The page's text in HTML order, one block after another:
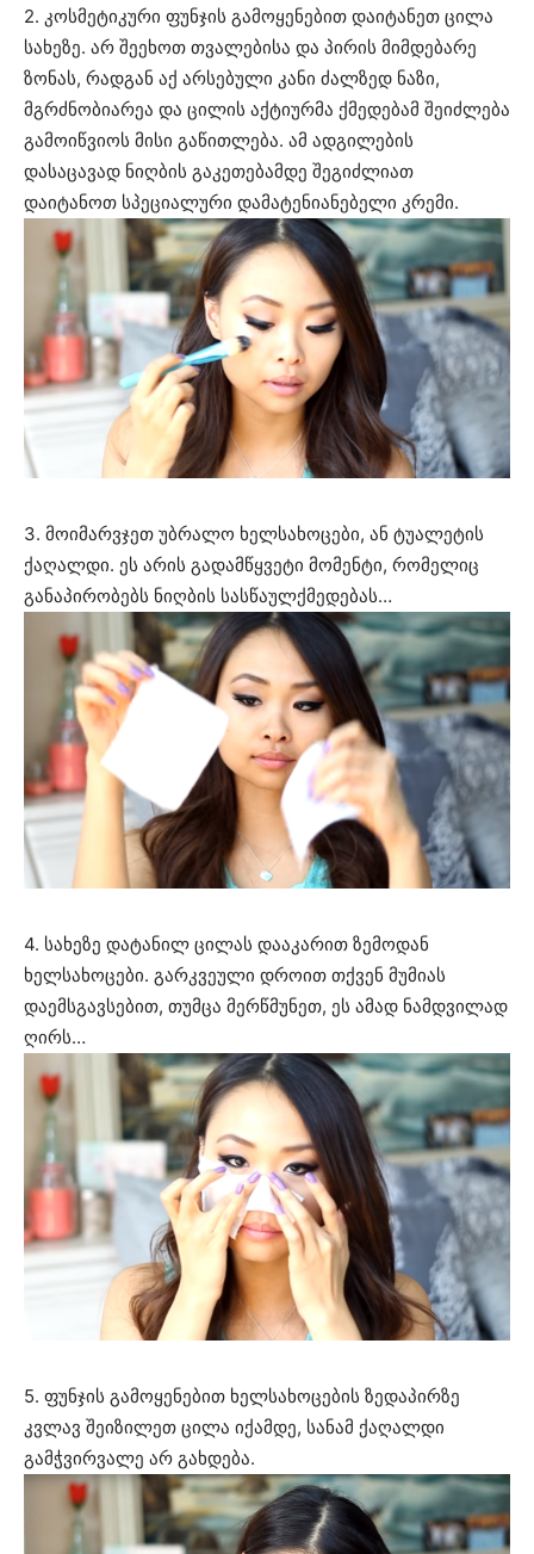
2. კოსმეტიკური ფუნჯის გამოყენებით დაიტანეთ ცილა
სახეზე. არ შეეხოთ თვალებისა და პირის მიმდებარე
ზონას, რადგან აქ არსებული კანი ძალზედ ნაზი,
მგრძნობიარეა და ცილის აქტიურმა ქმედებამ შეიძლება
გამოიწვიოს მისი გაწითლება. ამ ადგილების
დასაცავად ნიღბის გაკეთებამდე შეგიძლიათ
დაიტანოთ სპეციალური დამატენიანებელი კრემი.
3. მოიმარვჯეთ უბრალო ხელსახოცები, ან ტუალეტის
ქაღალდი. ეს არის გადამწყვეტი მომენტი, რომელიც
განაპირობებს ნიღბის სასწაულქმედებას…
4. სახეზე დატანილ ცილას დააკარით ზემოდან
ხელსახოცები. გარკვეული დროით თქვენ მუმიას
დაემსგავსებით, თუმცა მერწმუნეთ, ეს ამად ნამდვილად
ღირს…
5. ფუნჯის გამოყენებით ხელსახოცების ზედაპირზე
კვლავ შეიზილეთ ცილა იქამდე, სანამ ქაღალდი
გამჭვირვალე არ გახდება.